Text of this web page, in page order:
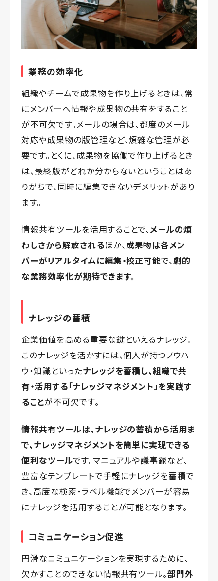
業務の効率化
組織やチームで成果物を作り上げるときは、常
にメンバーへ情報や成果物の共有をすること
が不可欠です。メールの場合は、都度のメール
対応や成果物の版管理など、煩雑な管理が必
要です。とくに、成果物を協働で作り上げるとき
は、最終版がどれか分からないということはあ
りがちで、同時に編集できないデメリットがあり
ます。
情報共有ツールを活用することで、メールの煩
わしさから解放されるほか、成果物は各メン
バーがリアルタイムに編集・校正可能で、劇的
な業務効率化が期待できます。
ナレッジの蓄積
企業価値を高める重要な鍵といえるナレッジ。
このナレッジを活かすには、個人が持つノウハ
ウ・知識といったナレッジを蓄積し、組織で共
有・活用する「ナレッジマネジメント」を実践す
ることが不可欠です。
情報共有ツールは、ナレッジの蓄積から活用ま
で、ナレッジマネジメントを簡単に実現できる
便利なツールです。マニュアルや議事録など、
豊富なテンプレートで手軽にナレッジを蓄積で
き、高度な検索・ラベル機能でメンバーが容易
にナレッジを活用することが可能となります。
コミュニケーション促進
円滑なコミュニケーションを実現するために、
欠かすことのできない情報共有ツール。部門外